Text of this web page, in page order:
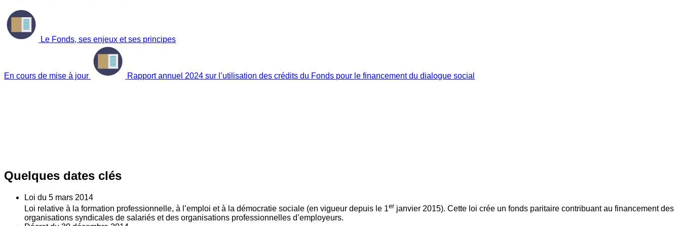
Le Fonds, ses enjeux et ses principes
En cours de mise à jour Rapport annuel 2024 sur l’utilisation des crédits du Fonds pour le financement du dialogue social
Quelques dates clés
Loi du 5 mars 2014
Loi relative à la formation professionnelle, à l’emploi et à la démocratie sociale (en vigueur depuis le 1er janvier 2015). Cette loi crée un fonds paritaire contribuant au financement des
organisations syndicales de salariés et des organisations professionnelles d’employeurs.